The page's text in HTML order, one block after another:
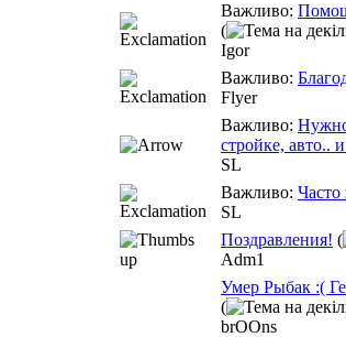
Важливо:
(
Igor
Важливо:
Flyer
Важливо: Нужно
стройке, авто..
SL
Важливо:
SL
Поздравления! (
Adm1
Умер Рыбак :(
(
brOOns